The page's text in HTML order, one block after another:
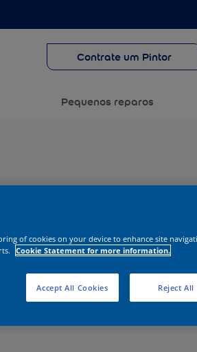
Contrate um Pintor
Pequenos reparos
of cookies on your device to enhance site
Cookie Statement for more information.
Reject All
Accept All Cookies